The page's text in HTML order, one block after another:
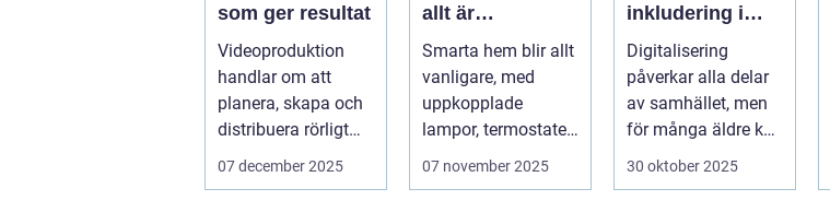
som ger resultat
Videoproduktion
handlar om att
planera, skapa och
distribuera rörligt
innehåll som fö...
07 december 2025
allt är
uppkopplat
Smarta hem blir allt
vanligare, med
uppkopplade
lampor, termostater,
säkerhetskameror
07 november 2025
inkludering i
vardagen
Digitalisering
påverkar alla delar
av samhället, men
för många äldre kan
30 oktober 2025